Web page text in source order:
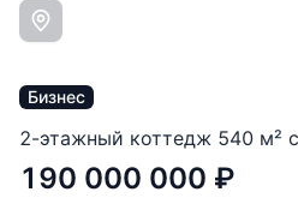
Бизнес
2-этажный коттедж 540 м²
190 000 000 ₽